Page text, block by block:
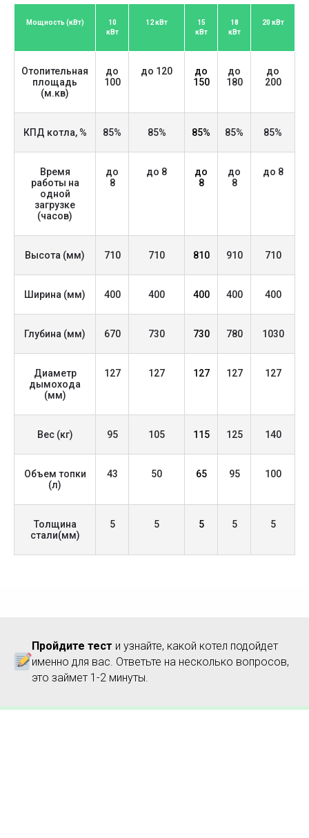
•Патрубок слива воды— на задней стенке
котла.
• Все дверцы уплотнены керамическим
шнуром, что обеспечивает герметичность.
• Термостойкие пластиковые ручки.
• Подача теплоносителя — сверху, обратка —
снизу, сзади.
• Корпус котла НЕ утеплён — базовая версия
без кожуха.
термометра.
Преимущества:
• Бюджетная цена без потери надёжности.
• Компактные размеры — подходит даже
для небольших помещений.
• Возможность дозагрузки топлива без
Рекомендуемое применение:
• Частные дома
• Кухни, летние кухни
• Хозяйственные постройки
• Мастерские, дачи
• Набор для чистки (щётка + совок)
• Чугунные колосники
• Паспорт, инструкция
Дополнительно по заказу:
• Капиллярный термодатчик
действуетскидка и бесплатная доставка
по Украине!Обратите внимание на размеры
выбранной модели в характеристиках ниже
Мощность (кВт)
10
кВт
12 кВт
15
кВт
18
кВт
20 кВт
Отопительная
площадь
(м.кв)
до
100
до 120
до
150
до
180
до
200
КПД котла, % 85% 85% 85% 85% 85%
Время
работы на
одной
загрузке
(часов)
до
8
до 8
до
8
до
8
до 8
Высота (мм) 710 710 810 910 710
Ширина (мм) 400 400 400 400 400
Глубина (мм) 670 730 730 780 1030
Диаметр
дымохода
(мм)
127 127 127 127 127
Вес (кг) 95 105 115 125 140
Объем топки
(л)
43 50 65 95 100
Толщина
стали(мм)
5 5 5 5 5
Пройдите тест и узнайте, какой котел подойдет
именно для вас. Ответьте на несколько вопросов,
это займет 1-2 минуты.